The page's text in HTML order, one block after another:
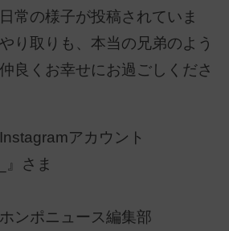
常の様子が投稿されていま
り取りも、本当の兄弟のよう
良くお幸せにお過ごしくださ
アカウント
』さま
ンポニュース編集部